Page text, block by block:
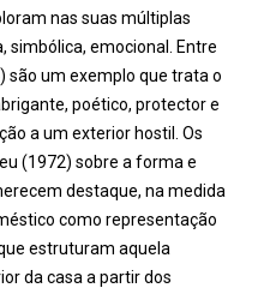
nas suas múltiplas
simbólica, emocional. Entre
são um exemplo que trata o
poético, protector e
a um exterior hostil. Os
(1972) sobre a forma e
destaque, na medida
como representação
estruturam aquela
da casa a partir dos